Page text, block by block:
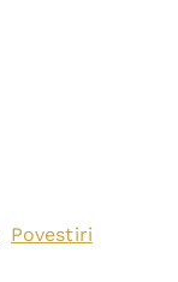
Povestiri